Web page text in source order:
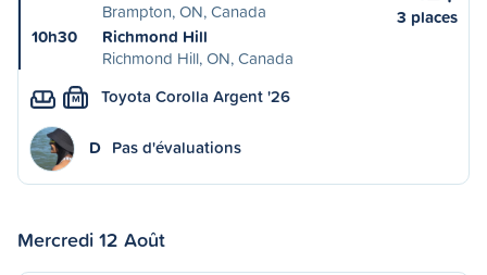
Brampton, ON, Canada
10h30
Richmond Hill
Richmond Hill, ON, Canada
3 places
M Toyota Corolla Argent '26
D Pas d'évaluations
Mercredi 12 Août